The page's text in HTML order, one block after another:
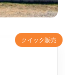
クイック販売